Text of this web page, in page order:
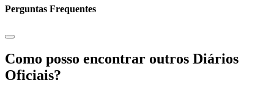
Perguntas Frequentes
Como posso encontrar outros Diários
Oficiais?